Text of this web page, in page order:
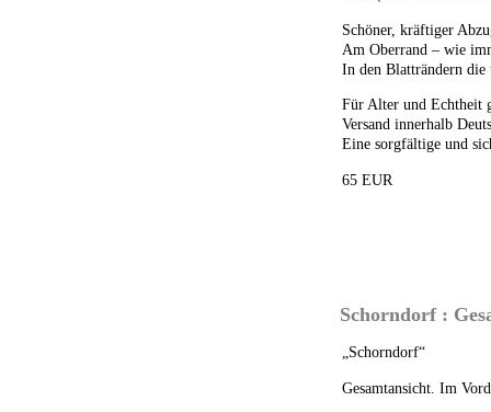
Schöner, kräftiger
Am Oberrand – wie
In den Blatträndern die
Für Alter und Echtheit
Versand innerhalb
Eine sorgfältige und
65 EUR
Schorndorf :
„Schorndorf“
Gesamtansicht. Im